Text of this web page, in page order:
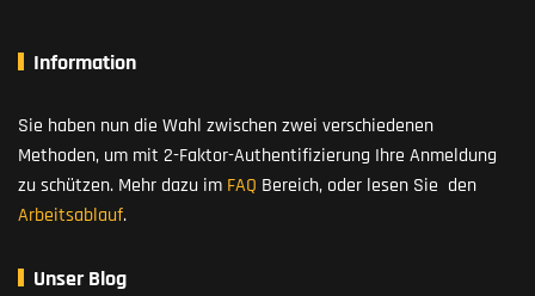
Information
Sie haben nun die Wahl zwischen zwei verschiedenen
Methoden, um mit 2-Faktor-Authentifizierung Ihre Anmeldung
zu schützen. Mehr dazu im FAQ Bereich, oder lesen Sie den
Arbeitsablauf.
Unser Blog